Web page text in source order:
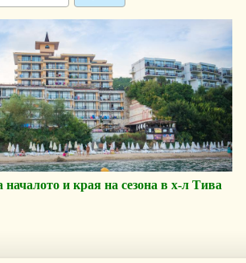
началото и края на сезона в х-л Тива